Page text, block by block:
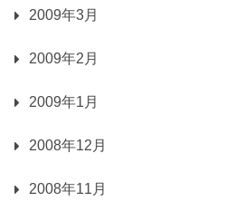
2009年3月
2009年2月
2009年1月
2008年12月
2008年11月